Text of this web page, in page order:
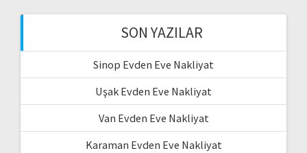
SON YAZILAR
Sinop Evden Eve Nakliyat
Uşak Evden Eve Nakliyat
Van Evden Eve Nakliyat
Karaman Evden Eve Nakliyat